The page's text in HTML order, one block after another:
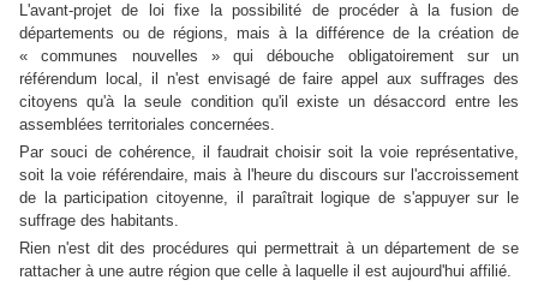
L'avant-projet de loi fixe la possibilité de procéder à la fusion de
départements ou de régions, mais à la différence de la création de
« communes nouvelles » qui débouche obligatoirement sur un
référendum local, il n'est envisagé de faire appel aux suffrages des
citoyens qu'à la seule condition qu'il existe un désaccord entre les
assemblées territoriales concernées.
Par souci de cohérence, il faudrait choisir soit la voie représentative,
soit la voie référendaire, mais à l'heure du discours sur l'accroissement
de la participation citoyenne, il paraîtrait logique de s'appuyer sur le
suffrage des habitants.
Rien n'est dit des procédures qui permettrait à un département de se
rattacher à une autre région que celle à laquelle il est aujourd'hui affilié.